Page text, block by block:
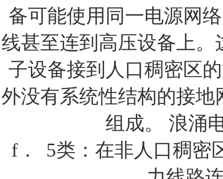
备可能使用同一电源网
线甚至连到高压设备上
子设备接到人口稠密区
外没有系统性结构的接
组成。
浪涌
f．
5类：在非人口稠密